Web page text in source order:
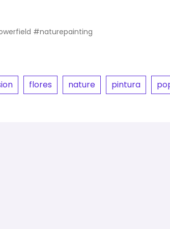
#naturepainting
flores nature pintura